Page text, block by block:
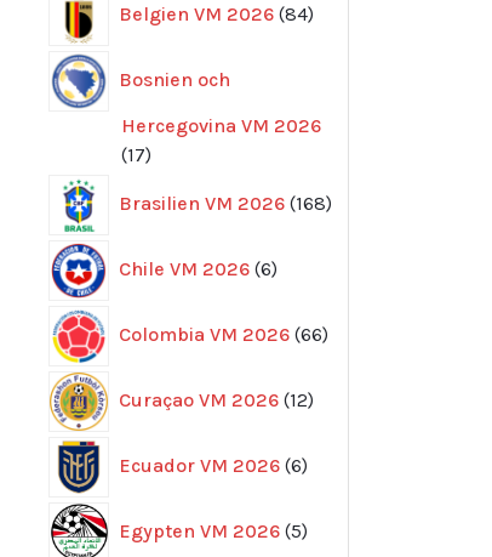
Belgien VM 2026 84
produkter
Bosnien och
Hercegovina VM 2026
1717
Brasilien VM 2026 168
produkter
Chile VM 2026 6
produkter
Colombia VM 2026 66
produkter
Curaçao VM 2026 12
produkter
Ecuador VM 2026 6
produkter
Egypten VM 2026 5
produkter